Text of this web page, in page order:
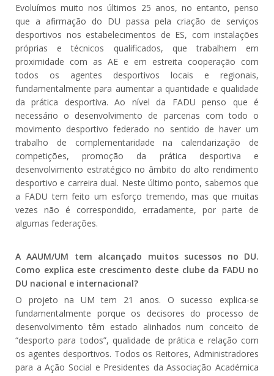
Evoluímos muito nos últimos 25 anos, no entanto, penso
que a afirmação do DU passa pela criação de serviços
desportivos nos estabelecimentos de ES, com instalações
próprias e técnicos qualificados, que trabalhem em
proximidade com as AE e em estreita cooperação com
todos os agentes desportivos locais e regionais,
fundamentalmente para aumentar a quantidade e qualidade
da prática desportiva. Ao nível da FADU penso que é
necessário o desenvolvimento de parcerias com todo o
movimento desportivo federado no sentido de haver um
trabalho de complementaridade na calendarização de
competições, promoção da prática desportiva e
desenvolvimento estratégico no âmbito do alto rendimento
desportivo e carreira dual. Neste último ponto, sabemos que
a FADU tem feito um esforço tremendo, mas que muitas
vezes não é correspondido, erradamente, por parte de
algumas federações.
A AAUM/UM tem alcançado muitos sucessos no DU.
Como explica este crescimento deste clube da FADU no
DU nacional e internacional?
O projeto na UM tem 21 anos. O sucesso explica-se
fundamentalmente porque os decisores do processo de
desenvolvimento têm estado alinhados num conceito de
“desporto para todos”, qualidade de prática e relação com
os agentes desportivos. Todos os Reitores, Administradores
para a Ação Social e Presidentes da Associação Académica